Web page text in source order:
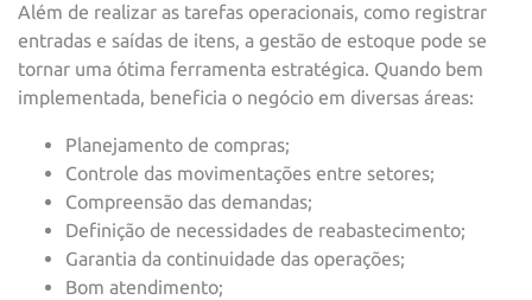
Além de realizar as tarefas operacionais, como registrar
entradas e saídas de itens, a gestão de estoque pode se
tornar uma ótima ferramenta estratégica. Quando bem
implementada, beneficia o negócio em diversas áreas:
Planejamento de compras;
Controle das movimentações entre setores;
Compreensão das demandas;
Definição de necessidades de reabastecimento;
Garantia da continuidade das operações;
Bom atendimento;